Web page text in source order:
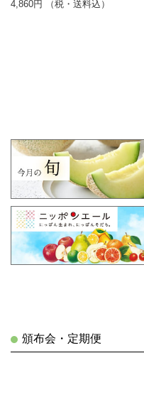
4,860円 （税・送料込）
頒布会・定期便